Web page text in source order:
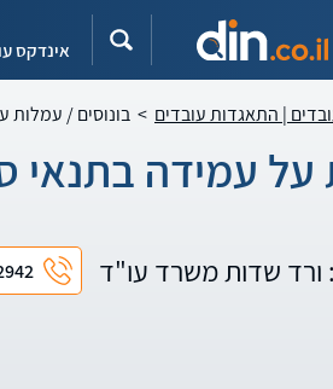
אינדקס
| התאגדות עובדים > בונוסים / עמלות
על עמידה בתנאי
ורד שדות משרד עו"ד